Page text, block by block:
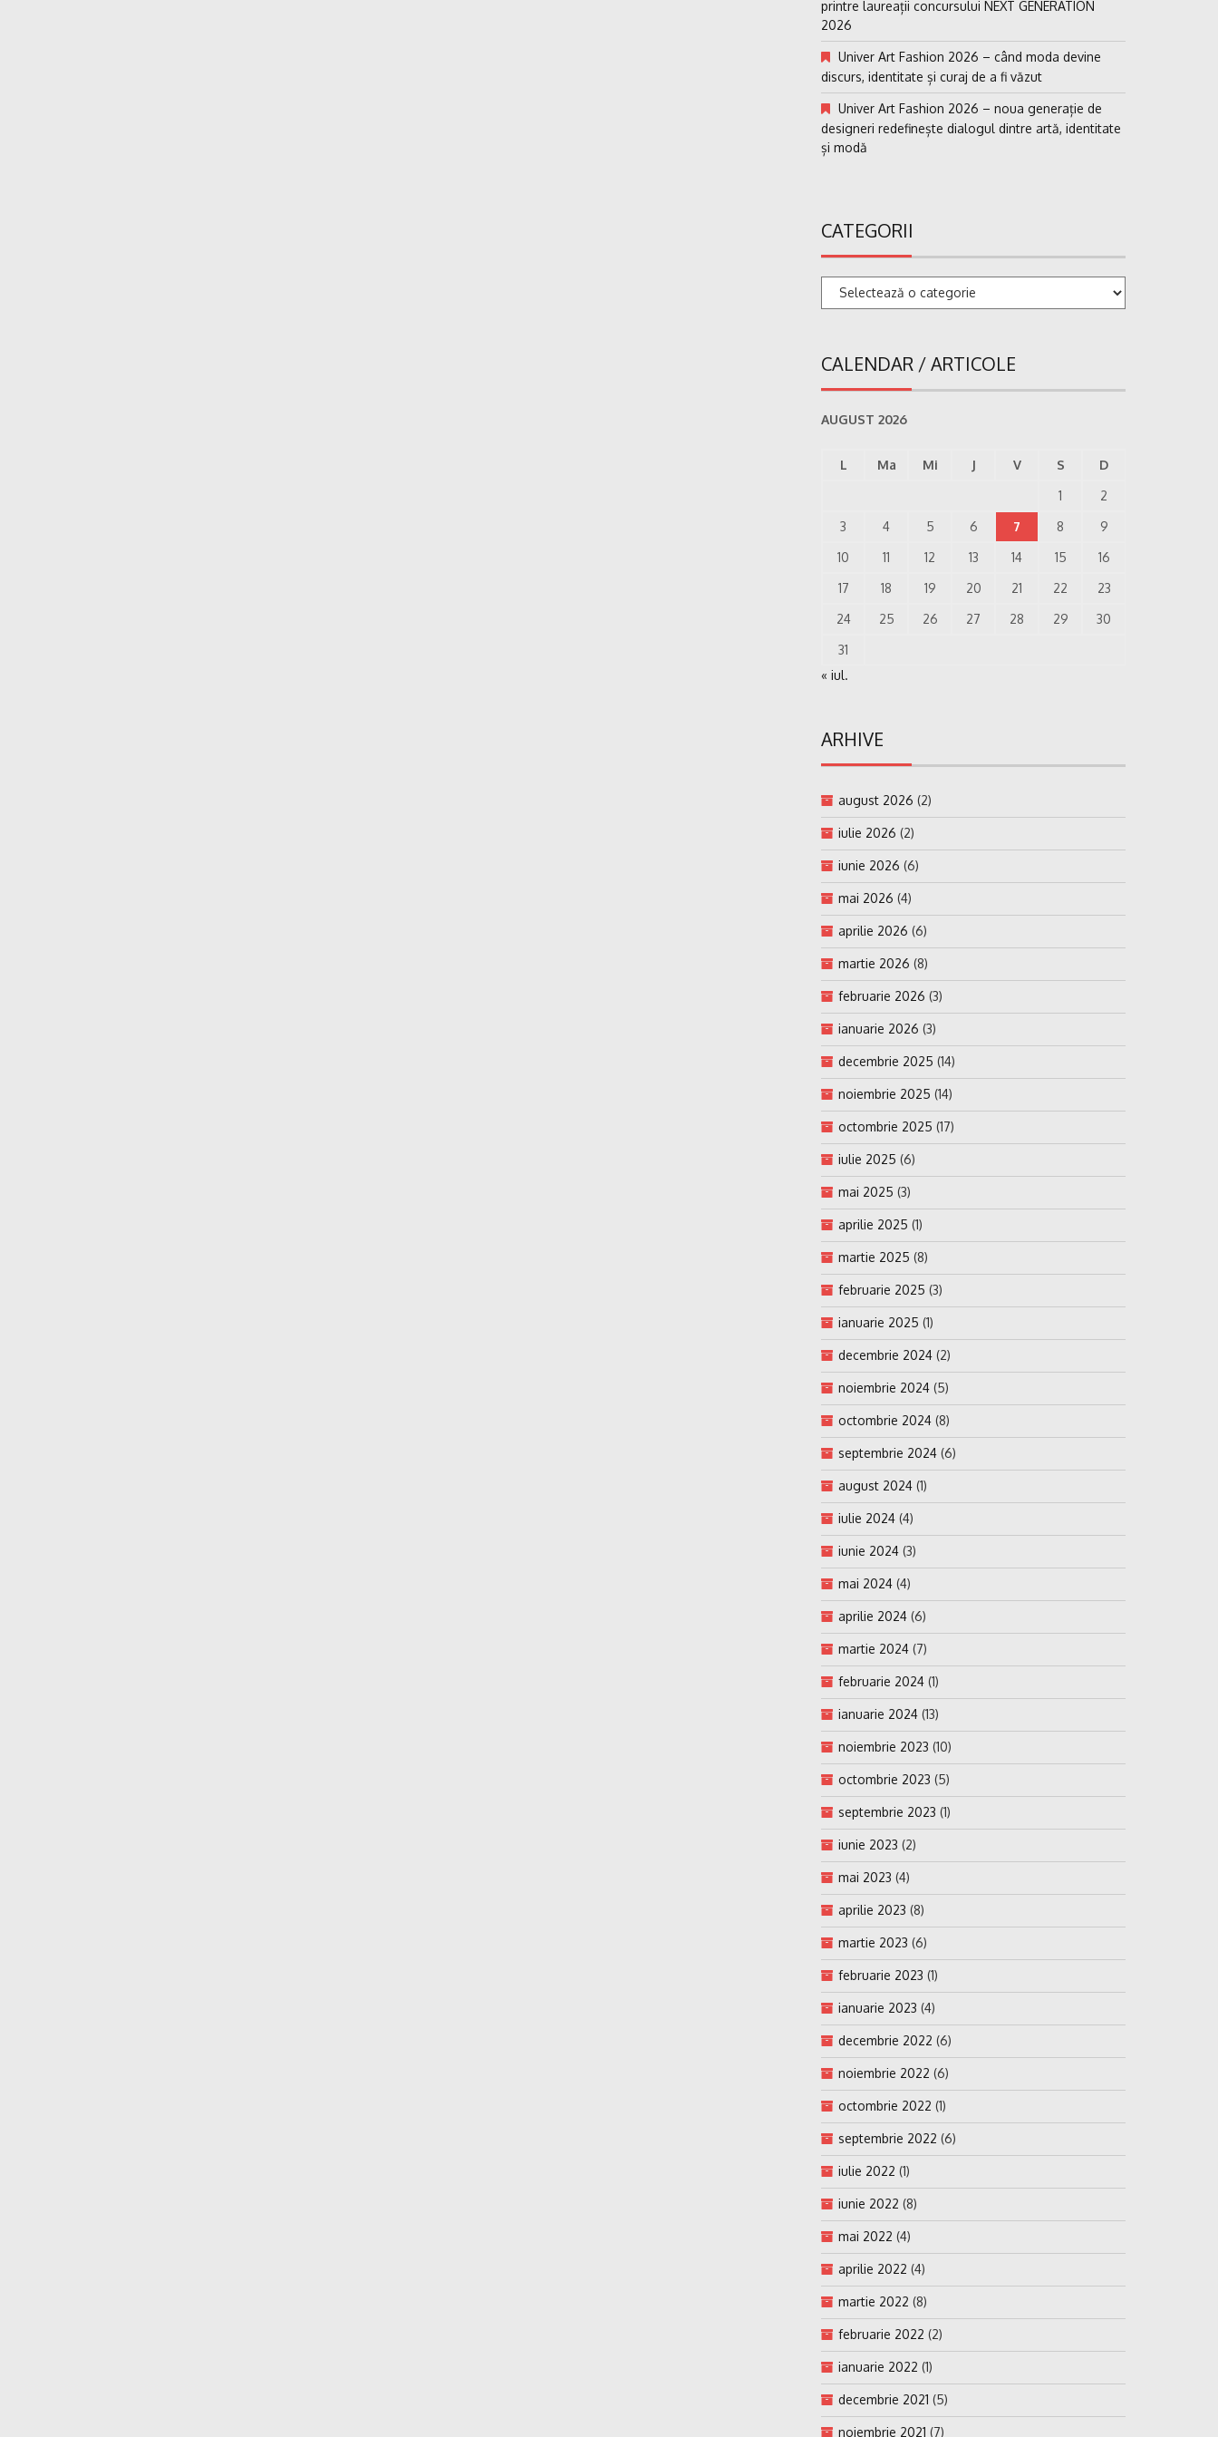
printre laureații concursului NEXT GENERATION
2026
Univer Art Fashion 2026 – când moda devine
discurs, identitate și curaj de a fi văzut
Univer Art Fashion 2026 – noua generație de
designeri redefinește dialogul dintre artă, identitate
și modă
CATEGORII
Categorii
CALENDAR / ARTICOLE
AUGUST 2026
L Ma Mi J V S
D
1
2
3
4 5 6 7 8
9
10
11 12 13 14 15
16
17
18 19 20 21 22
23
24
25 26 27 28 29
30
31
« iul.
ARHIVE
august 2026 (2)
iulie 2026 (2)
iunie 2026 (6)
mai 2026 (4)
aprilie 2026 (6)
martie 2026 (8)
februarie 2026 (3)
ianuarie 2026 (3)
decembrie 2025 (14)
noiembrie 2025 (14)
octombrie 2025 (17)
iulie 2025 (6)
mai 2025 (3)
aprilie 2025 (1)
martie 2025 (8)
februarie 2025 (3)
ianuarie 2025 (1)
decembrie 2024 (2)
noiembrie 2024 (5)
octombrie 2024 (8)
septembrie 2024 (6)
august 2024 (1)
iulie 2024 (4)
iunie 2024 (3)
mai 2024 (4)
aprilie 2024 (6)
martie 2024 (7)
februarie 2024 (1)
ianuarie 2024 (13)
noiembrie 2023 (10)
octombrie 2023 (5)
septembrie 2023 (1)
iunie 2023 (2)
mai 2023 (4)
aprilie 2023 (8)
martie 2023 (6)
februarie 2023 (1)
ianuarie 2023 (4)
decembrie 2022 (6)
noiembrie 2022 (6)
octombrie 2022 (1)
septembrie 2022 (6)
iulie 2022 (1)
iunie 2022 (8)
mai 2022 (4)
aprilie 2022 (4)
martie 2022 (8)
februarie 2022 (2)
ianuarie 2022 (1)
decembrie 2021 (5)
noiembrie 2021 (7)